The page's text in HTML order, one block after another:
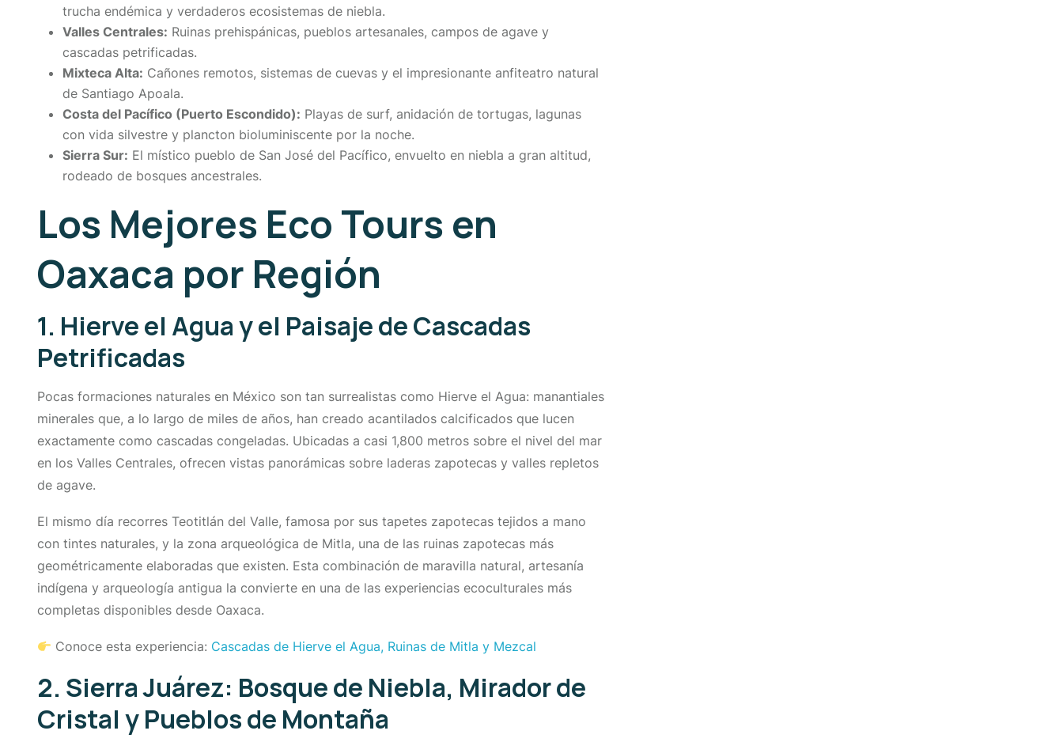
trucha endémica y verdaderos ecosistemas de niebla.
Valles Centrales: Ruinas prehispánicas, pueblos artesanales, campos de agave y
cascadas petrificadas.
Mixteca Alta: Cañones remotos, sistemas de cuevas y el impresionante anfiteatro natural
de Santiago Apoala.
Costa del Pacífico (Puerto Escondido): Playas de surf, anidación de tortugas, lagunas
con vida silvestre y plancton bioluminiscente por la noche.
Sierra Sur: El místico pueblo de San José del Pacífico, envuelto en niebla a gran altitud,
rodeado de bosques ancestrales.
Los Mejores Eco Tours en
Oaxaca por Región
1. Hierve el Agua y el Paisaje de Cascadas
Petrificadas
Pocas formaciones naturales en México son tan surrealistas como Hierve el Agua: manantiales
minerales que, a lo largo de miles de años, han creado acantilados calcificados que lucen
exactamente como cascadas congeladas. Ubicadas a casi 1,800 metros sobre el nivel del mar
en los Valles Centrales, ofrecen vistas panorámicas sobre laderas zapotecas y valles repletos
de agave.
El mismo día recorres Teotitlán del Valle, famosa por sus tapetes zapotecas tejidos a mano
con tintes naturales, y la zona arqueológica de Mitla, una de las ruinas zapotecas más
geométricamente elaboradas que existen. Esta combinación de maravilla natural, artesanía
indígena y arqueología antigua la convierte en una de las experiencias ecoculturales más
completas disponibles desde Oaxaca.
Conoce esta experiencia: Cascadas de Hierve el Agua, Ruinas de Mitla y Mezcal
2. Sierra Juárez: Bosque de Niebla, Mirador de
Cristal y Pueblos de Montaña